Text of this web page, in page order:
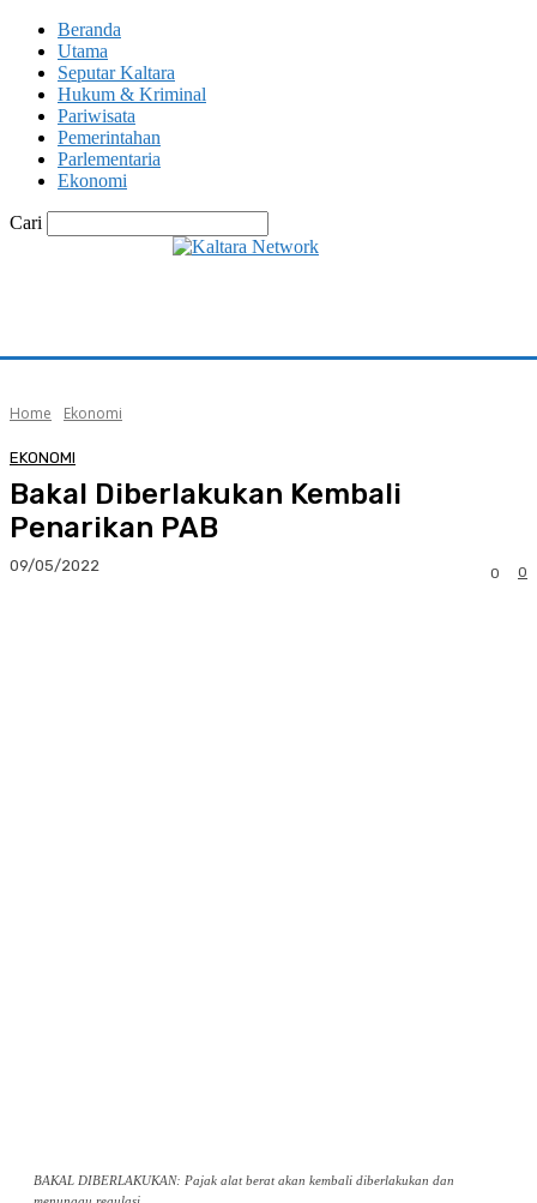
Beranda
Utama
Seputar Kaltara
Hukum & Kriminal
Pariwisata
Pemerintahan
Parlementaria
Ekonomi
Cari
Home Ekonomi
EKONOMI
Bakal Diberlakukan Kembali
Penarikan PAB
09/05/2022 0
0
BAKAL DIBERLAKUKAN: Pajak alat berat akan kembali diberlakukan dan